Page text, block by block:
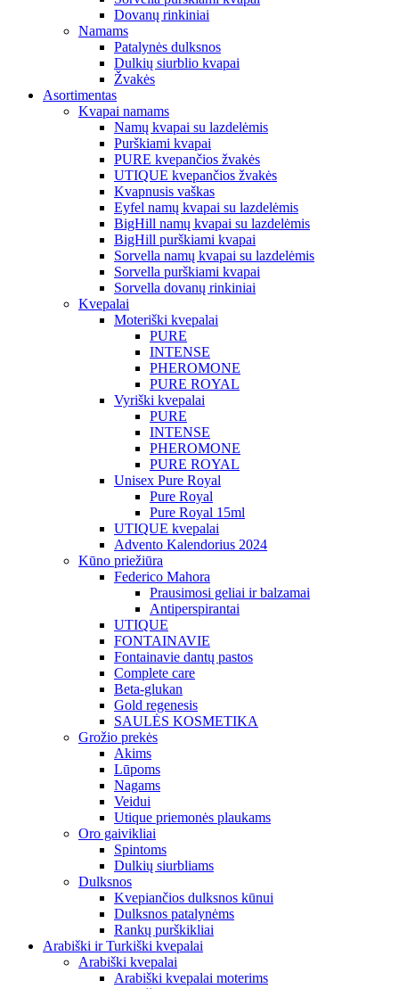
Dovanų rinkiniai
Namams
Patalynės dulksnos
Dulkių siurblio kvapai
Žvakės
Asortimentas
Kvapai namams
Namų kvapai su lazdelėmis
Purškiami kvapai
PURE kvepančios žvakės
UTIQUE kvepančios žvakės
Kvapnusis vaškas
Eyfel namų kvapai su lazdelėmis
BigHill namų kvapai su lazdelėmis
BigHill purškiami kvapai
Sorvella namų kvapai su lazdelėmis
Sorvella purškiami kvapai
Sorvella dovanų rinkiniai
Kvepalai
Moteriški kvepalai
PURE
INTENSE
PHEROMONE
PURE ROYAL
Vyriški kvepalai
PURE
INTENSE
PHEROMONE
PURE ROYAL
Unisex Pure Royal
Pure Royal
Pure Royal 15ml
UTIQUE kvepalai
Advento Kalendorius 2024
Kūno priežiūra
Federico Mahora
Prausimosi geliai ir balzamai
Antiperspirantai
UTIQUE
FONTAINAVIE
Fontainavie dantų pastos
Complete care
Beta-glukan
Gold regenesis
SAULĖS KOSMETIKA
Grožio prekės
Akims
Lūpoms
Nagams
Veidui
Utique priemonės plaukams
Oro gaivikliai
Spintoms
Dulkių siurbliams
Dulksnos
Kvepiančios dulksnos kūnui
Dulksnos patalynėms
Rankų purškikliai
Arabiški ir Turkiški kvepalai
Arabiški kvepalai
Arabiški kvepalai moterims